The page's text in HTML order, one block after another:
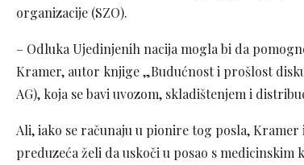
organizacije (SZO).
– Odluka Ujedinjenih nacija mogla bi da
Kramer, autor knjige „Budućnost i prošlost
AG), koja se bavi uvozom, skladištenjem i
Ali, iako se računaju u pionire tog posla,
preduzeća želi da uskoči u posao s medicinskim